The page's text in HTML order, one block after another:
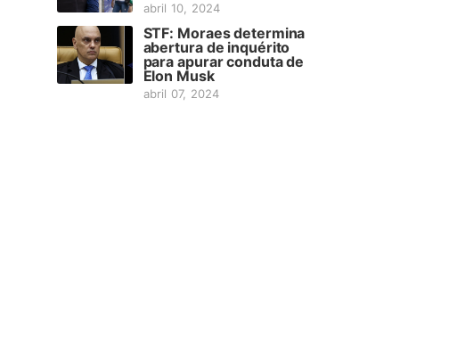
abril 10, 2024
STF: Moraes determina
abertura de inquérito
para apurar conduta de
Elon Musk
abril 07, 2024